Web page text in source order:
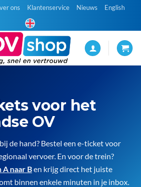
ons Klantenservice Nieuws English
voor het
OV
de hand? Bestel een e-ticket voor
vervoer. En voor de trein?
naar Ben krijg direct het juiste
binnen enkele minuten in je inbox.